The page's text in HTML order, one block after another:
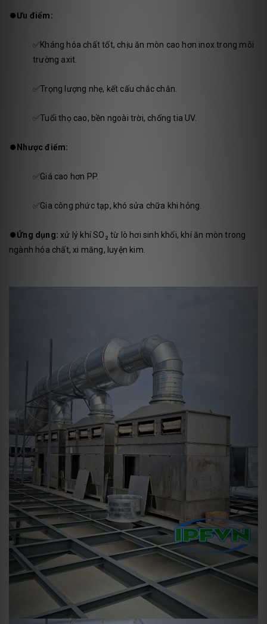
⏺️Ưu điểm:
✅Kháng hóa chất tốt, chịu ăn mòn cao hơn inox trong môi
trường axit.
✅Trọng lượng nhẹ, kết cấu chắc chắn.
✅Tuổi thọ cao, bền ngoài trời, chống tia UV.
⏺️ Nhược điểm:
✅Giá cao hơn PP.
✅Gia công phức tạp, khó sửa chữa khi hỏng.
⏺️Ứng dụng: xử lý khí SO₂ từ lò hơi sinh khối, khí ăn mòn trong
ngành hóa chất, xi măng, luyện kim.